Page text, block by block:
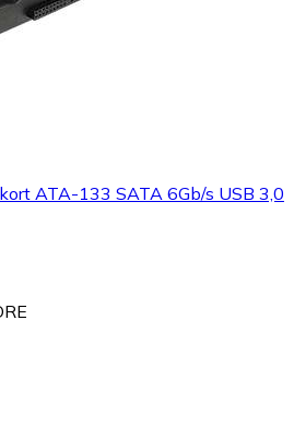
ATA-133 SATA 6Gb/s USB 3,0